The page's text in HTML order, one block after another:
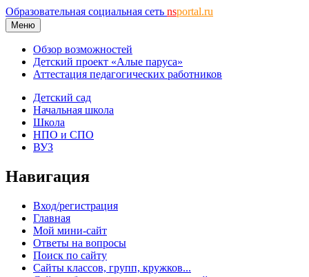
Образовательная социальная сеть nsportal.ru
Меню
Обзор возможностей
Детский проект «Алые паруса»
Аттестация педагогических работников
Детский сад
Начальная школа
Школа
НПО и СПО
ВУЗ
Навигация
Вход/регистрация
Главная
Мой мини-сайт
Ответы на вопросы
Поиск по сайту
Сайты классов, групп, кружков...